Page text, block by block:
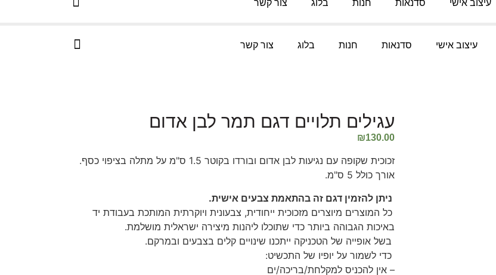
עיצוב אישי סדנאות חנות בלוג צור קשר
עיצוב אישי סדנאות חנות בלוג צור קשר
עגילים תלויים דגם תמר לבן אדום
₪130.00
זכוכית שקופה עם נגיעות לבן אדום ובורדו בקוטר 1.5 ס"מ על מתלה בציפוי כסף.
אורך כולל 5 ס"מ.
ניתן להזמין דגם זה בהתאמת צבעים אישית.
כל המוצרים מיוצרים מזכוכית ייחודית, צבעונית ויוקרתית המותכת בעבודת יד
באיכות הגבוהה ביותר כדי שתוכלו ליהנות מיצירה ישראלית מושלמת.
בשל אופייה של הטכניקה ייתכנו שינויים קלים בצבעים ובמרקם.
כדי לשמור על יופיו של התכשיט:
– אין להכניס למקלחת/בריכה/ים